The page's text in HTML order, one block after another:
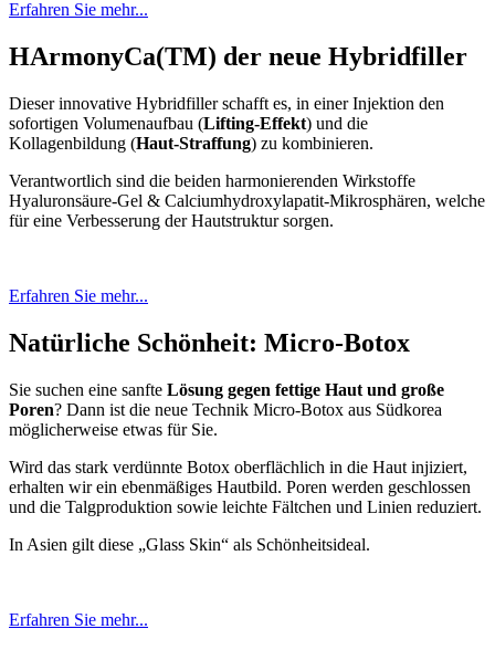
Erfahren Sie mehr...
HArmonyCa(TM) der neue Hybridfiller
Dieser innovative Hybridfiller schafft es, in einer Injektion den
sofortigen Volumenaufbau (Lifting-Effekt) und die
Kollagenbildung (Haut-Straffung) zu kombinieren.
Verantwortlich sind die beiden harmonierenden Wirkstoffe
Hyaluronsäure-Gel & Calciumhydroxylapatit-Mikrosphären, welche
für eine Verbesserung der Hautstruktur sorgen.
Erfahren Sie mehr...
Natürliche Schönheit: Micro-Botox
Sie suchen eine sanfte Lösung gegen fettige Haut und große
Poren? Dann ist die neue Technik Micro-Botox aus Südkorea
möglicherweise etwas für Sie.
Wird das stark verdünnte Botox oberflächlich in die Haut injiziert,
erhalten wir ein ebenmäßiges Hautbild. Poren werden geschlossen
und die Talgproduktion sowie leichte Fältchen und Linien reduziert.
In Asien gilt diese „Glass Skin“ als Schönheitsideal.
Erfahren Sie mehr...